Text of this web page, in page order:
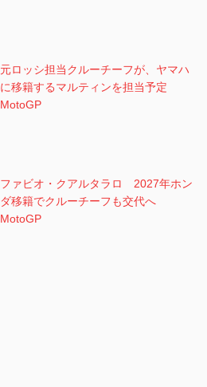
元ロッシ担当クルーチーフが、ヤマハ
に移籍するマルティンを担当予定
MotoGP
ファビオ・クアルタラロ 2027年ホン
ダ移籍でクルーチーフも交代へ
MotoGP